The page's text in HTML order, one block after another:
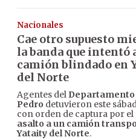
Nacionales
Cae otro supuesto
la banda que intentó
camión blindado en
del Norte
Agentes del
Pedro detuvieron este
con orden de captura por
asalto a un camión
Yataity del Norte.